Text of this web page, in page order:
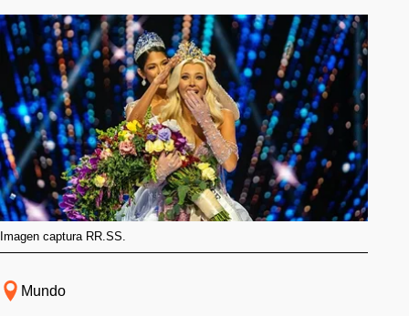
Imagen captura RR.SS.
Mundo